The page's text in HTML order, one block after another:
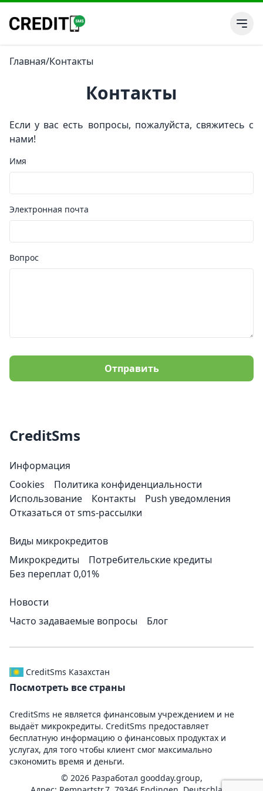
Главная/Контакты
Контакты
Если у вас есть вопросы, пожалуйста, свяжитесь с
нами!
Имя
Электронная почта
Вопрос
Отправить
CreditSms
Информация
Cookies
Политика конфиденциальности
Использование
Контакты
Push уведомления
Отказаться от sms-рассылки
Виды микрокредитов
Микрокредиты
Потребительские кредиты
Без переплат 0,01%
Новости
Часто задаваемые вопросы
Блог
CreditSms Казахстан
Посмотреть все страны
CreditSms не является финансовым учреждением и не
выдаёт микрокредиты. CreditSms предоставляет
бесплатную информацию о финансовых продуктах и
услугах, для того чтобы клиент смог максимально
сэкономить время и деньги.
© 2026 Разработал goodday.group,